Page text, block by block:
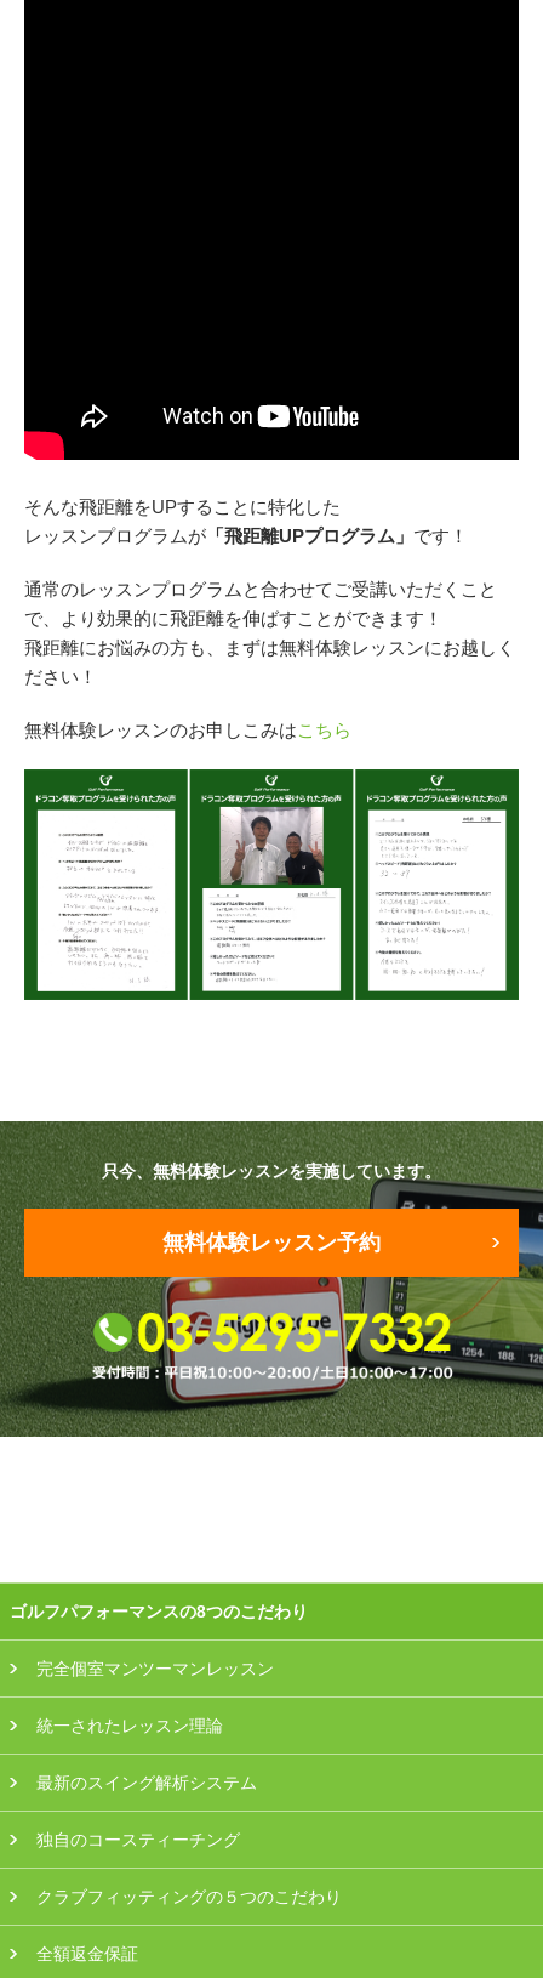
そんな飛距離をUPすることに特化した
レッスンプログラムが 「飛距離UPプログラム」 です！
通常のレッスンプログラムと合わせてご受講いただくこと
で、より効果的に飛距離を伸ばすことができます！
飛距離にお悩みの方も、まずは無料体験レッスンにお越しく
ださい！
無料体験レッスンのお申しこみはこちら
只今、無料体験レッスンを実施しています。
無料体験レッスン予約
ゴルフパフォーマンスの8つのこだわり
完全個室マンツーマンレッスン
統一されたレッスン理論
最新のスイング解析システム
独自のコースティーチング
クラブフィッティングの５つのこだわり
全額返金保証